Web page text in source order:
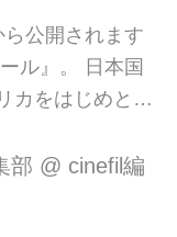
公開されます
ル』。 日本国
カをはじめとし
で「ベストミス
された芥川賞作
部 @ cinefil編